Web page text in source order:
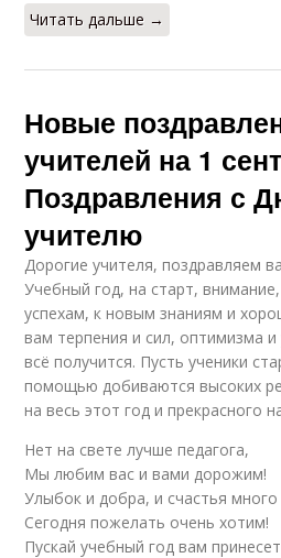
Читать дальше →
Новые
учителей на 1
Поздравления с
учителю
Дорогие учителя, поздравляем
Учебный год, на старт,
успехам, к новым знаниям и
вам терпения и сил, оптимизма
всё получится. Пусть ученики
помощью добиваются высоких
на весь этот год и прекрасного
Нет на свете лучше педагога,
Мы любим вас и вами дорожим!
Улыбок и добра, и счастья много
Сегодня пожелать очень хотим!
Пускай учебный год вам принесет